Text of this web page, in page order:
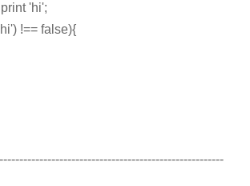
'hi';
!== false){